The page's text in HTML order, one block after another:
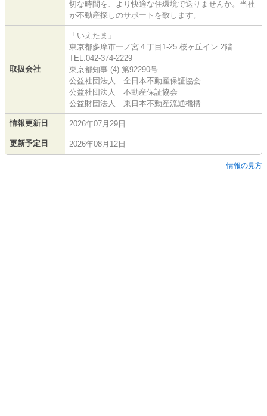
切な時間を、より快適な住環境で送りませんか。当社
が不動産探しのサポートを致します。
取扱会社
「いえたま」
東京都多摩市一ノ宮４丁目1-25 桜ヶ丘イン 2階
TEL:042-374-2229
東京都知事 (4) 第92290号
公益社団法人 全日本不動産保証協会
公益社団法人 不動産保証協会
公益財団法人 東日本不動産流通機構
情報更新日 2026年07月29日
更新予定日 2026年08月12日
情報の見方